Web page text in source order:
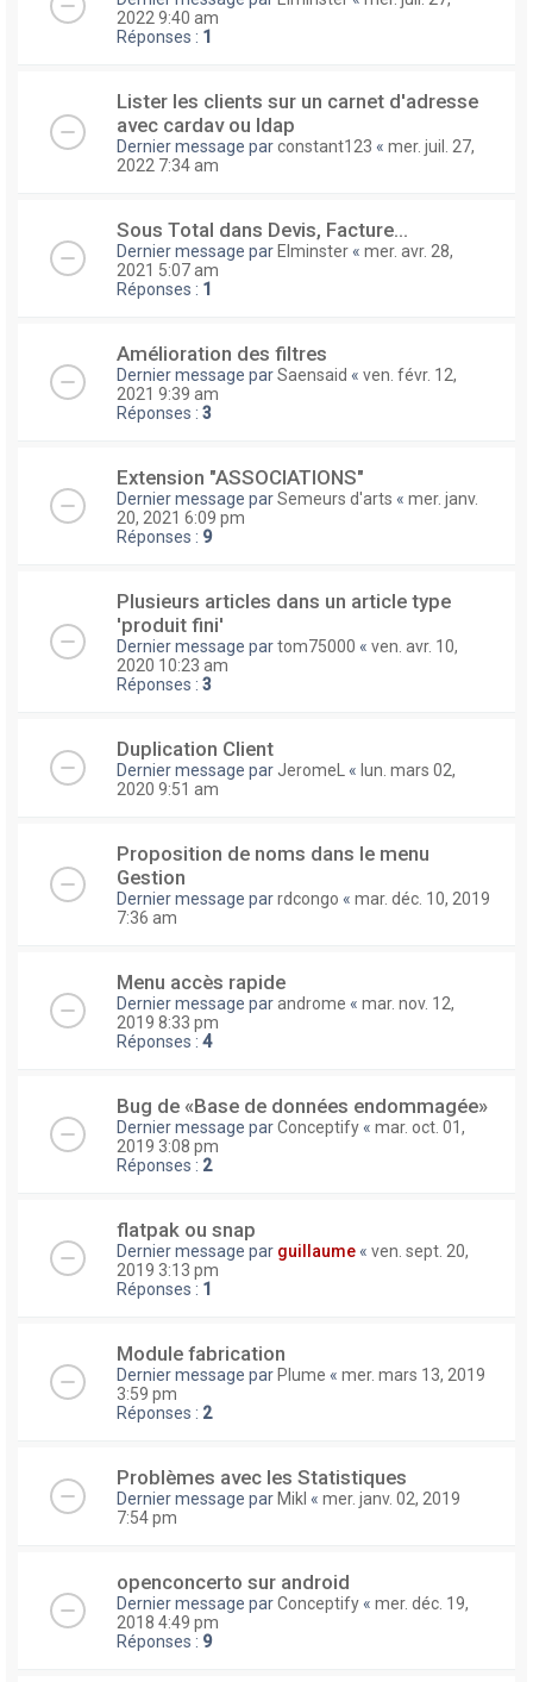
2022 9:40 am
Réponses : 1
Lister les clients sur un carnet d'adresse
avec cardav ou ldap
Dernier message parconstant123 « mer. juil. 27,
2022 7:34 am
Sous Total dans Devis, Facture...
Dernier message parElminster « mer. avr. 28,
2021 5:07 am
Réponses : 1
Amélioration des filtres
Dernier message parSaensaid « ven. févr. 12,
2021 9:39 am
Réponses : 3
Extension "ASSOCIATIONS"
Dernier message parSemeurs d'arts « mer. janv.
20, 2021 6:09 pm
Réponses : 9
Plusieurs articles dans un article type
'produit fini'
Dernier message partom75000 « ven. avr. 10,
2020 10:23 am
Réponses : 3
Duplication Client
Dernier message par JeromeL « lun. mars 02,
2020 9:51 am
Proposition de noms dans le menu
Gestion
Dernier message parrdcongo « mar. déc. 10, 2019
7:36 am
Menu accès rapide
Dernier message parandrome « mar. nov. 12,
2019 8:33 pm
Réponses : 4
Bug de «Base de données endommagée»
Dernier message parConceptify « mar. oct. 01,
2019 3:08 pm
Réponses : 2
flatpak ou snap
Dernier message par guillaume « ven. sept. 20,
2019 3:13 pm
Réponses : 1
Module fabrication
Dernier message parPlume « mer. mars 13, 2019
3:59 pm
Réponses : 2
Problèmes avec les Statistiques
Dernier message parMikl « mer. janv. 02, 2019
7:54 pm
openconcerto sur android
Dernier message parConceptify « mer. déc. 19,
2018 4:49 pm
Réponses : 9